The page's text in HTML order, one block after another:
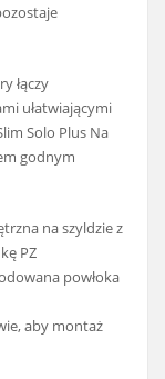
łączy
ułatwiającymi
Solo Plus Na
godnym
na szyldzie z
PZ
powłoka
aby montaż